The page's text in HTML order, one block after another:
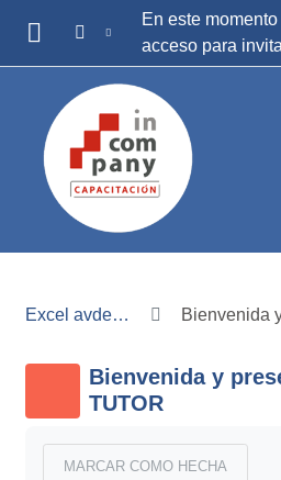
Salta al contenido principal
PANEL LATERAL
En este
acceso para
Excel avdemo
Bienvenida y
TUTOR
MARCAR COMO HECHA